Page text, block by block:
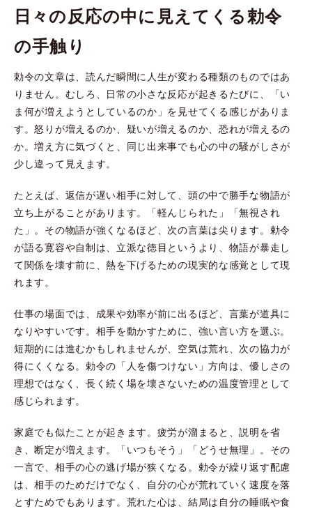
日々の反応の中に見えてくる勅令
の手触り
勅令の文章は、読んだ瞬間に人生が変わる種類のものではあ
りません。むしろ、日常の小さな反応が起きるたびに、「い
ま何が増えようとしているのか」を見せてくる感じがありま
す。怒りが増えるのか、疑いが増えるのか、恐れが増えるの
か。増え方に気づくと、同じ出来事でも心の中の騒がしさが
少し違って見えます。
たとえば、返信が遅い相手に対して、頭の中で勝手な物語が
立ち上がることがあります。「軽んじられた」「無視され
た」。その物語が強くなるほど、次の言葉は尖ります。勅令
が語る寛容や自制は、立派な徳目というより、物語が暴走し
て関係を壊す前に、熱を下げるための現実的な感覚として現
れます。
仕事の場面では、成果や効率が前に出るほど、言葉が道具に
なりやすいです。相手を動かすために、強い言い方を選ぶ。
短期的には進むかもしれませんが、空気は荒れ、次の協力が
得にくくなる。勅令の「人を傷つけない」方向は、優しさの
理想ではなく、長く続く場を壊さないための温度管理として
感じられます。
家庭でも似たことが起きます。疲労が溜まると、説明を省
き、断定が増えます。「いつもそう」「どうせ無理」。その
一言で、相手の心の逃げ場が狭くなる。勅令が繰り返す配慮
は、相手のためだけでなく、自分の心が荒れていく速度を落
とすためでもあります。荒れた心は、結局は自分の睡眠や食